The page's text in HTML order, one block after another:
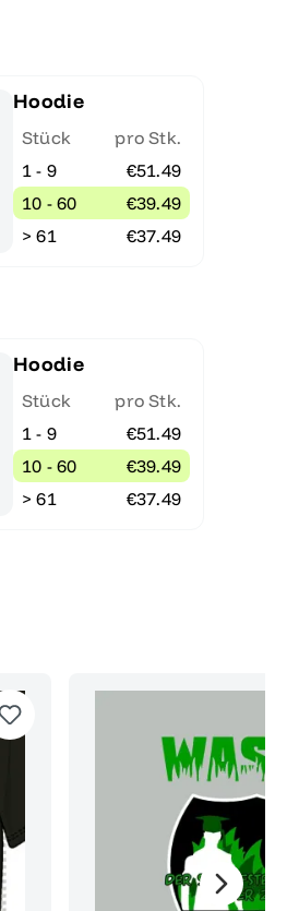
Hoodie
Stück
pro Stk.
1 - 9
€51.49
10 - 60
€39.49
> 61
€37.49
Hoodie
Stück
pro Stk.
1 - 9
€51.49
10 - 60
€39.49
> 61
€37.49